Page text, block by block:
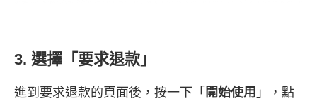
3. 選擇「要求退款」
進到要求退款的頁面後，按一下「 開始使用 」，點